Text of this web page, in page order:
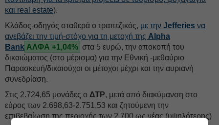
και real estate).
Κλάδος-οδηγός σταθερά ο τραπεζικός, με την Jefferies να
ανεβάζει την τιμή-στόχο για τη μετοχή της Alpha
Bank ΑΛΦΑ +1,04% στα 5 ευρώ, την αποκοπή του
δικαιώματος (στο μέρισμα) για την Εθνική -μεθαύριο
Παρασκευή/δικαιούχοι οι μέτοχοι μέχρι και την αυριανή
συνεδρίαση.
Στις 2.724,65 μονάδες ο ΔΤΡ, μετά από διακύμανση στο
εύρος των 2.698,63-2.751,53 και ζητούμενη την
επιβεβαίωση της περιοχής των 2.700 ως νέας (υψηλότερης)